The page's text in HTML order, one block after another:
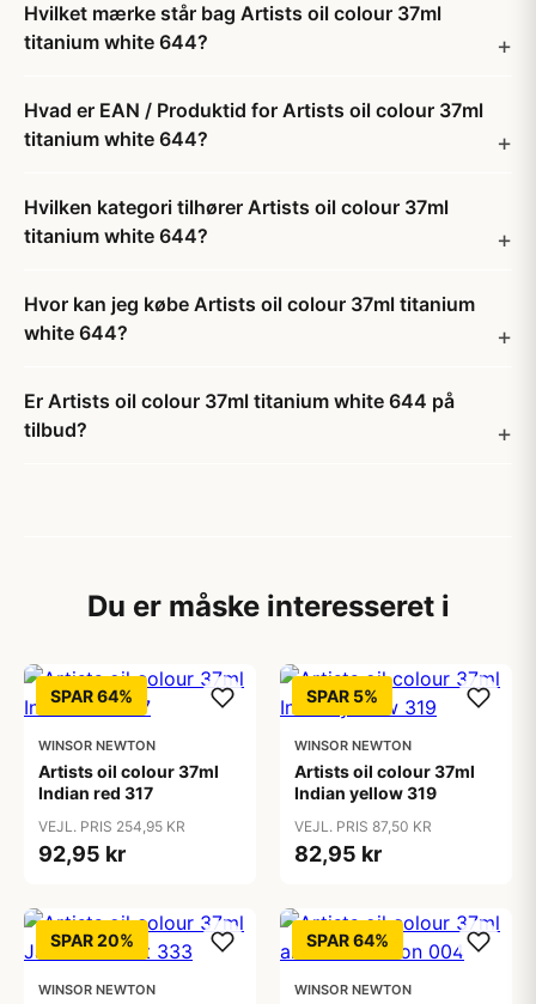
Hvilket mærke står bag Artists oil colour 37ml
titanium white 644?
Hvad er EAN / Produktid for Artists oil colour 37ml
titanium white 644?
Hvilken kategori tilhører Artists oil colour 37ml
titanium white 644?
Hvor kan jeg købe Artists oil colour 37ml titanium
white 644?
Er Artists oil colour 37ml titanium white 644 på
tilbud?
Du er måske interesseret i
SPAR 64%
WINSOR NEWTON
Artists oil colour 37ml
Indian red 317
VEJL. PRIS 254,95 KR
92,95 kr
SPAR 5%
WINSOR NEWTON
Artists oil colour 37ml
Indian yellow 319
VEJL. PRIS 87,50 KR
82,95 kr
SPAR 20%
WINSOR NEWTON
SPAR 64%
WINSOR NEWTON